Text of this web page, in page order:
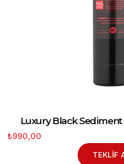
Luxury Black Sediment
₺990,00
TEKLİF